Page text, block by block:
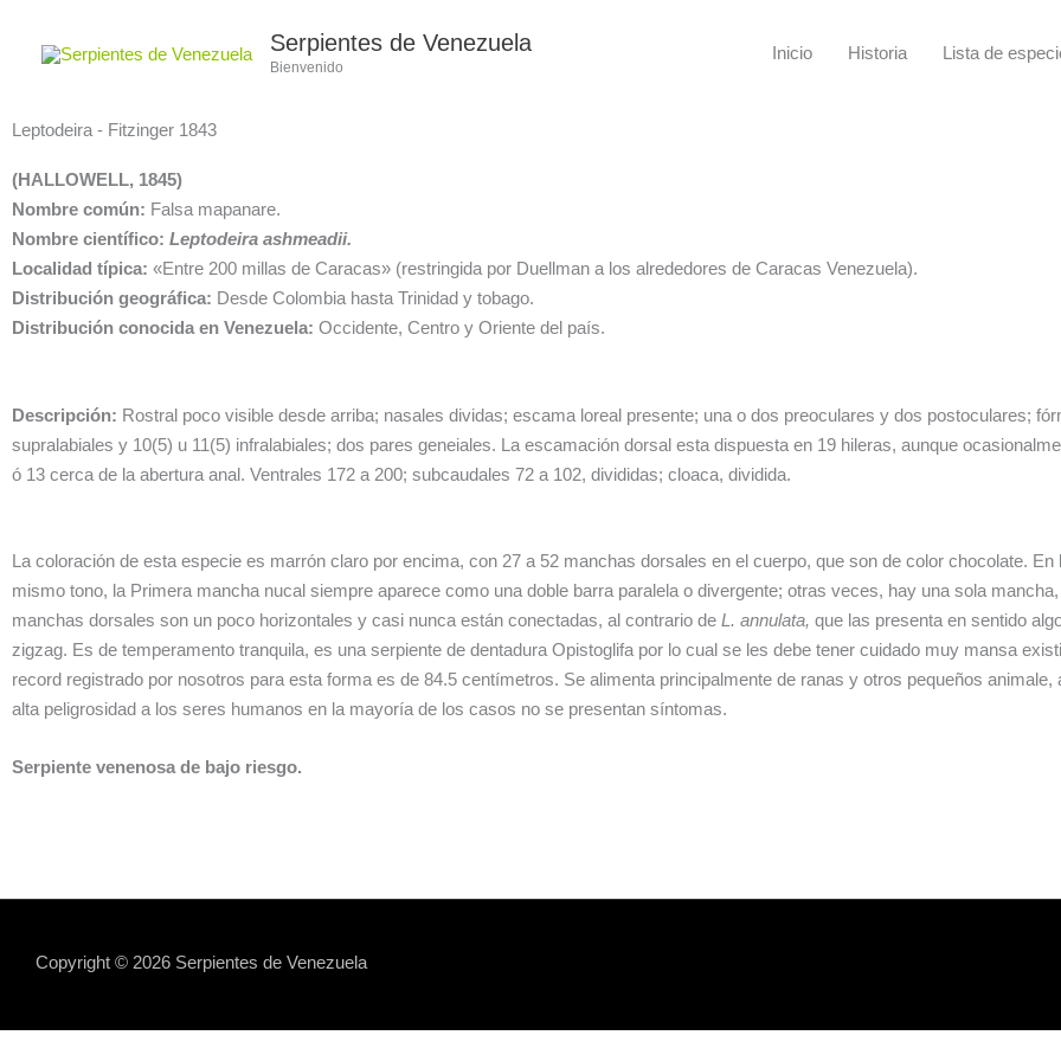
Serpientes de Venezuela
Bienvenido
Inicio Historia Lista de
Leptodeira - Fitzinger 1843
(HALLOWELL, 1845)
Nombre común: Falsa mapanare.
Nombre científico: Leptodeira ashmeadii.
Localidad típica: «Entre 200 millas de Caracas» (restringida por Duellman a los alrededores de Caracas Venezuela).
Distribución geográfica: Desde Colombia hasta Trinidad y tobago.
Distribución conocida en Venezuela: Occidente, Centro y Oriente del país.
Descripción: Rostral poco visible desde arriba; nasales dividas; escama loreal presente; una o dos preoculares y dos postoculares;
supralabiales y 10(5) u 11(5) infralabiales; dos pares geneiales. La escamación dorsal esta dispuesta en 19 hileras, aunque
ó 13 cerca de la abertura anal. Ventrales 172 a 200; subcaudales 72 a 102, divididas; cloaca, dividida.
La coloración de esta especie es marrón claro por encima, con 27 a 52 manchas dorsales en el cuerpo, que son de color chocolate.
mismo tono, la Primera mancha nucal siempre aparece como una doble barra paralela o divergente; otras veces, hay una sola
manchas dorsales son un poco horizontales y casi nunca están conectadas, al contrario de L. annulata, que las presenta en sentido
zigzag. Es de temperamento tranquila, es una serpiente de dentadura Opistoglifa por lo cual se les debe tener cuidado muy mansa
record registrado por nosotros para esta forma es de 84.5 centímetros. Se alimenta principalmente de ranas y otros pequeños
alta peligrosidad a los seres humanos en la mayoría de los casos no se presentan síntomas.
Serpiente venenosa de bajo riesgo.
Copyright © 2026 Serpientes de Venezuela